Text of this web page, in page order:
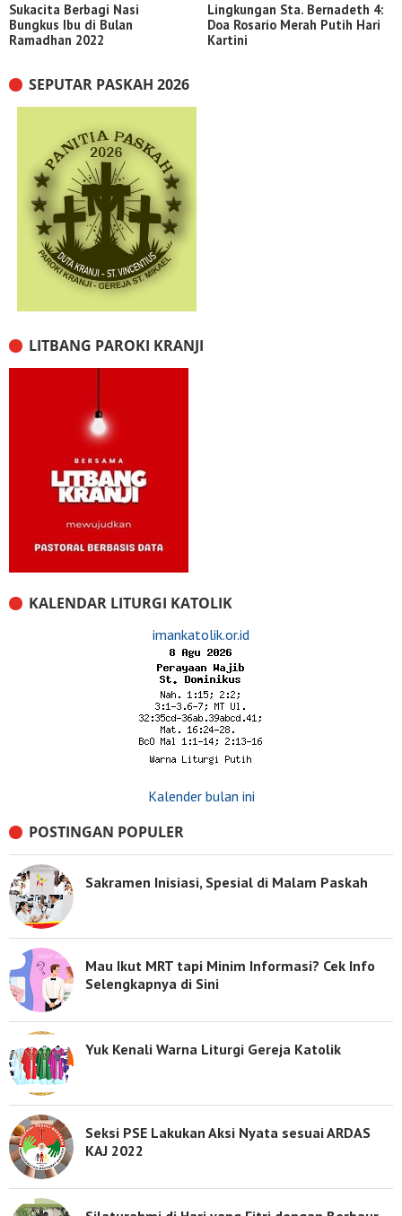
Sukacita Berbagi Nasi
Bungkus Ibu di Bulan
Ramadhan 2022
Lingkungan Sta. Bernadeth 4:
Doa Rosario Merah Putih Hari
Kartini
SEPUTAR PASKAH 2026
LITBANG PAROKI KRANJI
KALENDAR LITURGI KATOLIK
imankatolik.or.id
Kalender bulan ini
POSTINGAN POPULER
Sakramen Inisiasi, Spesial di Malam Paskah
Mau Ikut MRT tapi Minim Informasi? Cek Info
Selengkapnya di Sini
Yuk Kenali Warna Liturgi Gereja Katolik
Seksi PSE Lakukan Aksi Nyata sesuai ARDAS
KAJ 2022